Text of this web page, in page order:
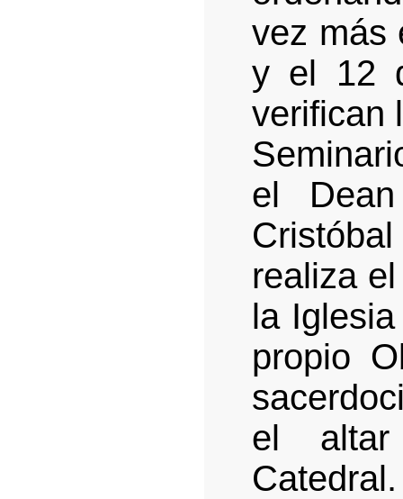
vez más
y el 12
verifican
el
realiza
la
propio
el
Catedral.